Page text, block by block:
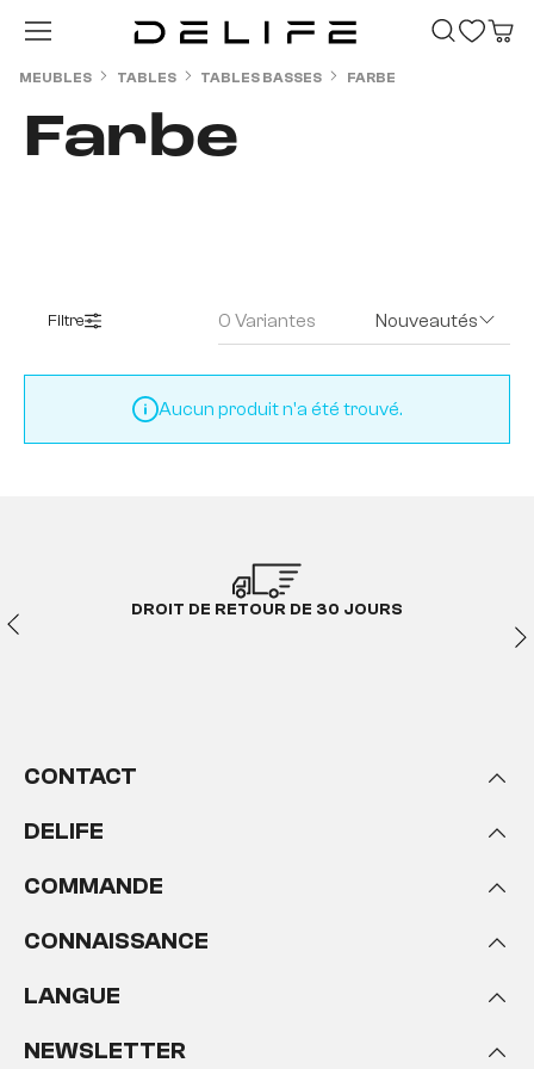
Passer au contenu principal
MEUBLES TABLES TABLES BASSES FARBE
Farbe
Filtre 0 Variantes Nouveautés
Aucun produit n'a été trouvé.
DROIT DE RETOUR DE 30 JOURS
CONTACT
DELIFE
COMMANDE
CONNAISSANCE
LANGUE
NEWSLETTER